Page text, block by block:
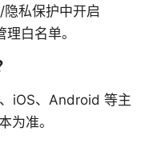
私保护中开启
白名单。
iOS、Android 等主
为准。